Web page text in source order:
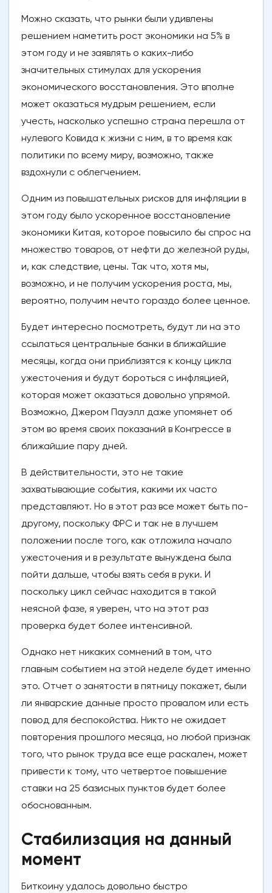
Можно сказать, что рынки были удивлены
решением наметить рост экономики на 5% в
этом году и не заявлять о каких-либо
значительных стимулах для ускорения
экономического восстановления. Это вполне
может оказаться мудрым решением, если
учесть, насколько успешно страна перешла от
нулевого Ковида к жизни с ним, в то время как
политики по всему миру, возможно, также
вздохнули с облегчением.
Одним из повышательных рисков для инфляции в
этом году было ускоренное восстановление
экономики Китая, которое повысило бы спрос на
множество товаров, от нефти до железной руды,
и, как следствие, цены. Так что, хотя мы,
возможно, и не получим ускорения роста, мы,
вероятно, получим нечто гораздо более ценное.
Будет интересно посмотреть, будут ли на это
ссылаться центральные банки в ближайшие
месяцы, когда они приблизятся к концу цикла
ужесточения и будут бороться с инфляцией,
которая может оказаться довольно упрямой.
Возможно, Джером Пауэлл даже упомянет об
этом во время своих показаний в Конгрессе в
ближайшие пару дней.
В действительности, это не такие
захватывающие события, какими их часто
представляют. Но в этот раз все может быть по-
другому, поскольку ФРС и так не в лучшем
положении после того, как отложила начало
ужесточения и в результате вынуждена была
пойти дальше, чтобы взять себя в руки. И
поскольку цикл сейчас находится в такой
неясной фазе, я уверен, что на этот раз
проверка будет более интенсивной.
Однако нет никаких сомнений в том, что
главным событием на этой неделе будет именно
это. Отчет о занятости в пятницу покажет, были
ли январские данные просто провалом или есть
повод для беспокойства. Никто не ожидает
повторения прошлого месяца, но любой признак
того, что рынок труда все еще раскален, может
привести к тому, что четвертое повышение
ставки на 25 базисных пунктов будет более
обоснованным.
Стабилизация на данный
момент
Биткоину удалось довольно быстро